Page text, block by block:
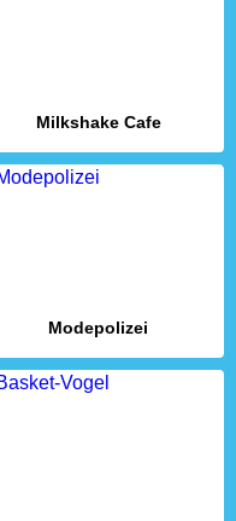
Milkshake Cafe
Modepolizei